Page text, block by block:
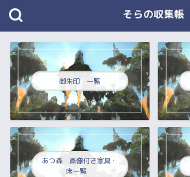
そらの収集帳
御朱印 一覧
あつ森 画像付き家具・
床一覧